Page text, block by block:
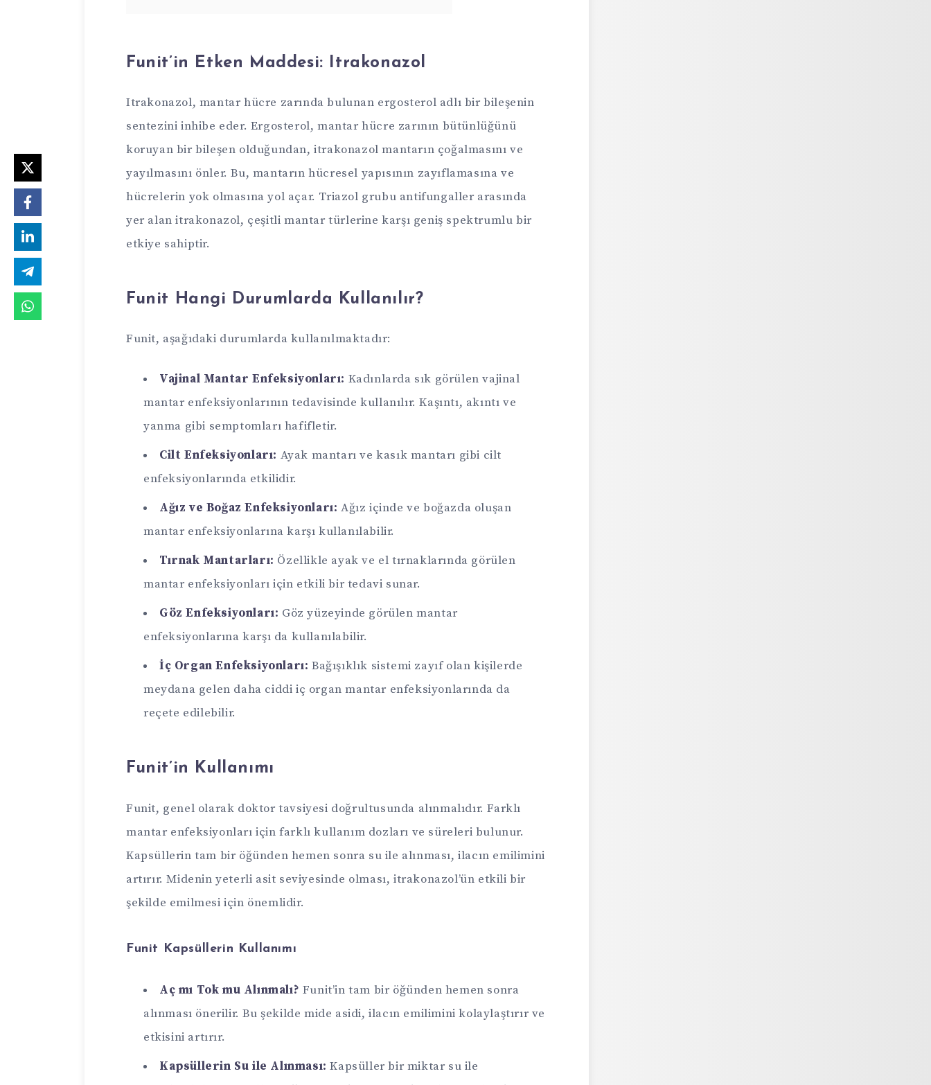
Funit’in Etken Maddesi: Itrakonazol
Itrakonazol, mantar hücre zarında bulunan ergosterol adlı bir bileşenin
sentezini inhibe eder. Ergosterol, mantar hücre zarının bütünlüğünü
koruyan bir bileşen olduğundan, itrakonazol mantarın çoğalmasını ve
yayılmasını önler. Bu, mantarın hücresel yapısının zayıflamasına ve
hücrelerin yok olmasına yol açar. Triazol grubu antifungaller arasında
yer alan itrakonazol, çeşitli mantar türlerine karşı geniş spektrumlu bir
etkiye sahiptir.
Funit Hangi Durumlarda Kullanılır?
Funit, aşağıdaki durumlarda kullanılmaktadır:
Vajinal Mantar Enfeksiyonları: Kadınlarda sık görülen vajinal
mantar enfeksiyonlarının tedavisinde kullanılır. Kaşıntı, akıntı ve
yanma gibi semptomları hafifletir.
Cilt Enfeksiyonları: Ayak mantarı ve kasık mantarı gibi cilt
enfeksiyonlarında etkilidir.
Ağız ve Boğaz Enfeksiyonları: Ağız içinde ve boğazda oluşan
mantar enfeksiyonlarına karşı kullanılabilir.
Tırnak Mantarları: Özellikle ayak ve el tırnaklarında görülen
mantar enfeksiyonları için etkili bir tedavi sunar.
Göz Enfeksiyonları: Göz yüzeyinde görülen mantar
enfeksiyonlarına karşı da kullanılabilir.
İç Organ Enfeksiyonları: Bağışıklık sistemi zayıf olan kişilerde
meydana gelen daha ciddi iç organ mantar enfeksiyonlarında da
reçete edilebilir.
Funit’in Kullanımı
Funit, genel olarak doktor tavsiyesi doğrultusunda alınmalıdır. Farklı
mantar enfeksiyonları için farklı kullanım dozları ve süreleri bulunur.
Kapsüllerin tam bir öğünden hemen sonra su ile alınması, ilacın emilimini
artırır. Midenin yeterli asit seviyesinde olması, itrakonazol’ün etkili bir
şekilde emilmesi için önemlidir.
Funit Kapsüllerin Kullanımı
Aç mı Tok mu Alınmalı? Funit’in tam bir öğünden hemen sonra
alınması önerilir. Bu şekilde mide asidi, ilacın emilimini kolaylaştırır ve
etkisini artırır.
Kapsüllerin Su ile Alınması: Kapsüller bir miktar su ile